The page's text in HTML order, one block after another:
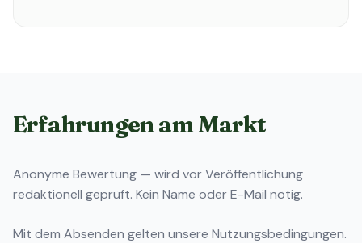
Erfahrungen am Markt
Anonyme Bewertung — wird vor Veröffentlichung
redaktionell geprüft. Kein Name oder E-Mail nötig.
Mit dem Absenden gelten unsere Nutzungsbedingungen.